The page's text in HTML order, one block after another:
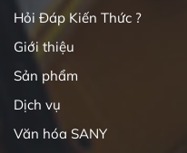
Hỏi Đáp Kiến Thức ?
Giới thiệu
Sản phẩm
Dịch vụ
Văn hóa SANY